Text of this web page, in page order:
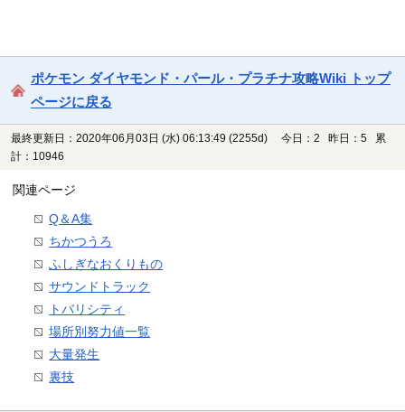
ポケモン ダイヤモンド・パール・プラチナ攻略Wiki トップ
ページに戻る
最終更新日：2020年06月03日 (水) 06:13:49 (2255d)
今日：2 昨日：5 累
計：10946
関連ページ
Q＆A集
ちかつうろ
ふしぎなおくりもの
サウンドトラック
トバリシティ
場所別努力値一覧
大量発生
裏技